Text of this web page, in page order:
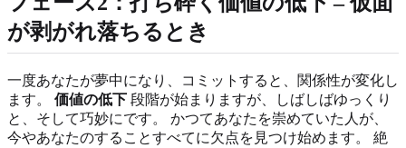
が剥がれ落ちるとき
一度あなたが夢中になり、コミットすると、関係性が変化し
ます。 価値の低下 段階が始まりますが、しばしばゆっくり
と、そして巧妙にです。 かつてあなたを崇めていた人が、
今やあなたのすることすべてに欠点を見つけ始めます。 絶